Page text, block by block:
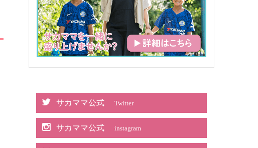
サカママ公式 Twitter
サカママ公式 instagram